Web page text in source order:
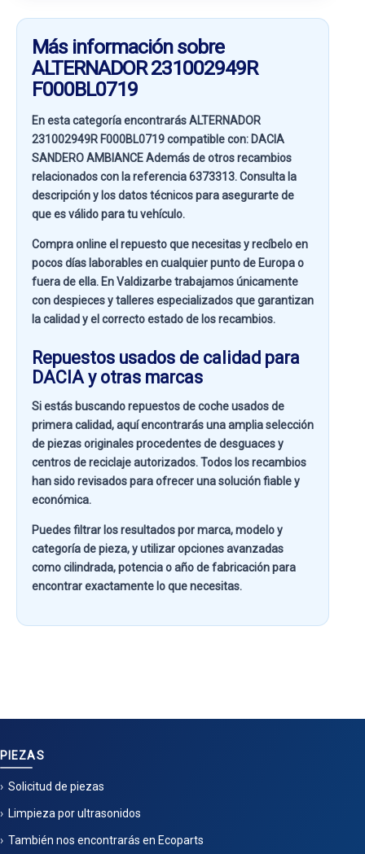
Más información sobre
ALTERNADOR 231002949R
F000BL0719
En esta categoría encontrarás ALTERNADOR
231002949R F000BL0719 compatible con: DACIA
SANDERO AMBIANCEAdemás de otros recambios
relacionados con la referencia6373313. Consulta la
descripción y los datos técnicos para asegurarte de
que es válido para tu vehículo.
Compra online el repuesto que necesitas y recíbelo en
pocos días laborables en cualquier punto de Europa o
fuera de ella. EnValdizarbetrabajamos únicamente
con despieces y talleres especializados que garantizan
la calidad y el correcto estado de los recambios.
Repuestos usados de calidad para
DACIA y otras marcas
Si estás buscandorepuestos de coche usados de
primera calidad, aquí encontrarás una amplia selección
de piezas originales procedentes de desguaces y
centros de reciclaje autorizados. Todos los recambios
han sido revisados para ofrecer una solución fiable y
económica.
Puedes filtrar los resultados pormarca, modelo y
categoría de pieza, y utilizar opciones avanzadas
comocilindrada, potencia o año de fabricaciónpara
encontrar exactamente lo que necesitas.
PIEZAS
Solicitud de piezas
Limpieza por ultrasonidos
También nos encontrarás en Ecoparts